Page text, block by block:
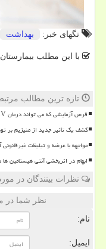
تگهای خبر: بهداشت
با این مطلب
تازه ترین مطالب
قرص آزمایشی که می تواند درمان HIV را متحول کند
کشف یک تأثیر جدید از منیزیم بر
مواجهه با عرضه و تبلیغات
ابهام در اثربخشی آنتی هیستامین
نظرات بینندگان در
نظر شما در
نام:
ایمیل: